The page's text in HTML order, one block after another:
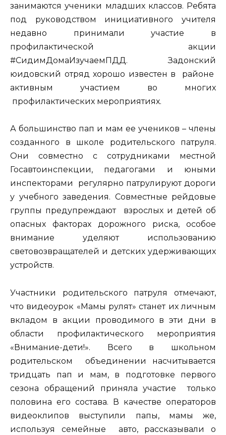
занимаются ученики младших классов. Ребята
под руководством инициативного учителя
недавно принимали участие в
профилактической акции
#СидимДомаИзучаемПДД. Задонский
юидовский отряд хорошо известен в районе
активным участием во многих
профилактических мероприятиях.
А большинство пап и мам ее учеников – члены
созданного в школе родительского патруля.
Они совместно с сотрудниками местной
Госавтоинспекции, педагогами и юными
инспекторами регулярно патрулируют дороги
у учебного заведения. Совместные рейдовые
группы предупреждают взрослых и детей об
опасных факторах дорожного риска, особое
внимание уделяют использованию
световозвращателей и детских удерживающих
устройств.
Участники родительского патруля отмечают,
что видеоурок «Мамы рулят» станет их личным
вкладом в акции проводимого в эти дни в
области профилактического мероприятия
«Внимание-дети!». Всего в школьном
родительском объединении насчитывается
тридцать пап и мам, в подготовке первого
сезона обращений приняла участие только
половина его состава. В качестве операторов
видеоклипов выступили папы, мамы же,
используя семейные авто, рассказывали о